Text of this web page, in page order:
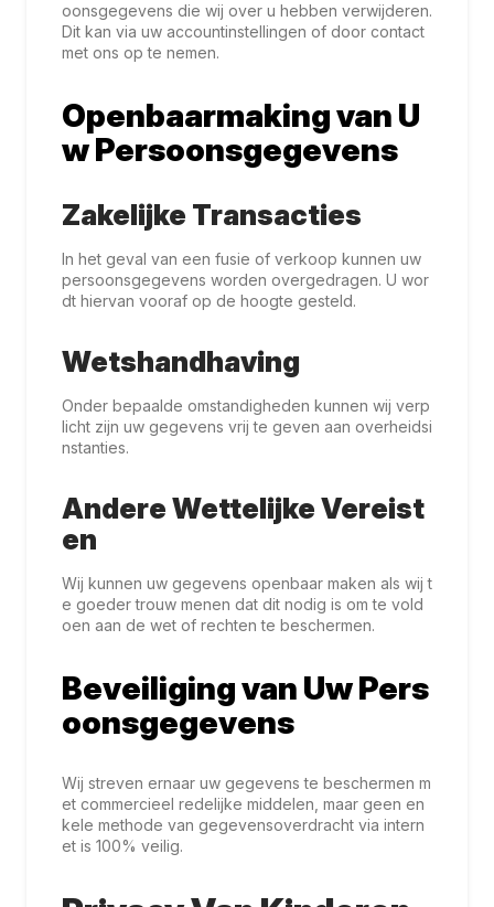
oonsgegevens die wij over u hebben verwijderen.
Dit kan via uw accountinstellingen of door contact
met ons op te nemen.
Openbaarmaking van U
w Persoonsgegevens
Zakelijke Transacties
In het geval van een fusie of verkoop kunnen uw
persoonsgegevens worden overgedragen. U wor
dt hiervan vooraf op de hoogte gesteld.
Wetshandhaving
Onder bepaalde omstandigheden kunnen wij verp
licht zijn uw gegevens vrij te geven aan overheidsi
nstanties.
Andere Wettelijke Vereist
en
Wij kunnen uw gegevens openbaar maken als wij t
e goeder trouw menen dat dit nodig is om te vold
oen aan de wet of rechten te beschermen.
Beveiliging van Uw Pers
oonsgegevens
Wij streven ernaar uw gegevens te beschermen m
et commercieel redelijke middelen, maar geen en
kele methode van gegevensoverdracht via intern
et is 100% veilig.